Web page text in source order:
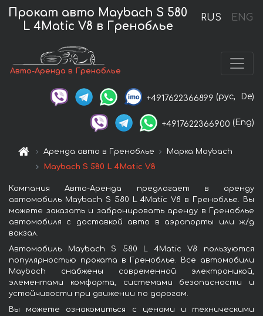
RUS ENG
Прокат авто Maybach S 580
L 4Matic V8 в Греноблье
Авто-Аренда в Греноблье
+4917622366899 (рус, De)
+4917622366900 (Eng)
Аренда авто в Греноблье
Марка Maybach
Maybach S 580 L 4Matic V8
Компания Авто-Аренда предлагает в аренду
автомобиль Maybach S 580 L 4Matic V8 в Греноблье. Вы
можете заказать и забронировать аренду в Греноблье
автомобиля с доставкой авто в аэропорты или ж/д
вокзал.
Автомобиль Maybach S 580 L 4Matic V8 пользуются
популярностью проката в Греноблье. Все автомобили
Maybach снабжены современной электроникой,
элементами комфорта, системами безопасности и
устойчивости при движении по дорогам.
Вы можете ознакомиться с ценами и техническими